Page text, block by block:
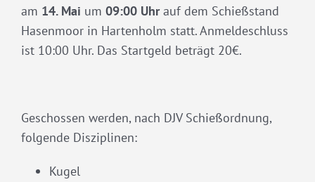
am 14. Mai um 09:00 Uhrauf dem Schießstand
Hasenmoor in Hartenholm statt. Anmeldeschluss
ist 10:00 Uhr. Das Startgeld beträgt 20€.
Geschossen werden, nach DJV Schießordnung,
folgende Disziplinen:
Kugel